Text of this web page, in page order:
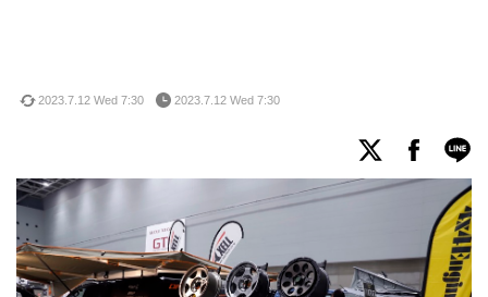
2023.7.12 Wed 7:30 2023.7.12 Wed 7:30